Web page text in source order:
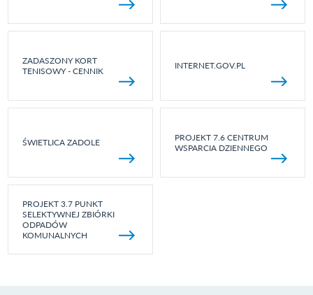
ZADASZONY KORT
TENISOWY - CENNIK
INTERNET.GOV.PL
ŚWIETLICA ZADOLE
PROJEKT 7.6 CENTRUM
WSPARCIA DZIENNEGO
PROJEKT 3.7 PUNKT
SELEKTYWNEJ ZBIÓRKI
ODPADÓW
KOMUNALNYCH